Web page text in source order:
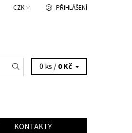
CZK PŘIHLÁŠENÍ
0 ks /0 Kč
KONTAKTY